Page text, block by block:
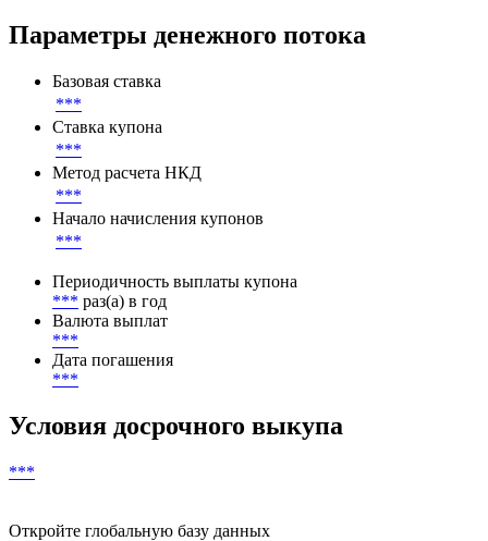
Параметры денежного потока
Базовая ставка
***
Ставка купона
***
Метод расчета НКД
***
Начало начисления купонов
***
Периодичность выплаты купона
*** раз(а) в год
Валюта выплат
***
Дата погашения
***
Условия досрочного выкупа
***
Откройте глобальную базу данных